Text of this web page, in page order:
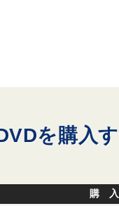
を購入
購 入